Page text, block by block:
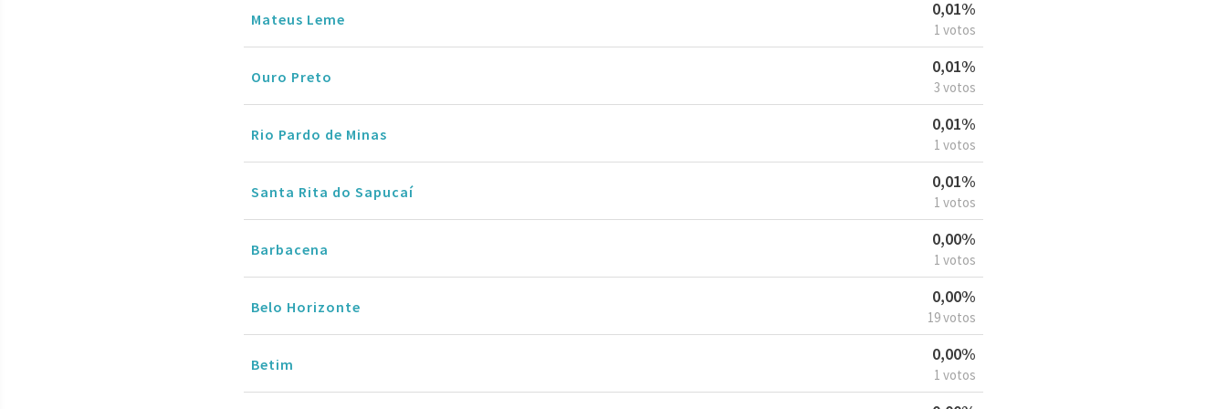
Mateus Leme
0,01%
1 votos
Ouro Preto
0,01%
3 votos
Rio Pardo de Minas
0,01%
1 votos
Santa Rita do Sapucaí
0,01%
1 votos
Barbacena
0,00%
1 votos
Belo Horizonte
0,00%
19 votos
Betim
0,00%
1 votos